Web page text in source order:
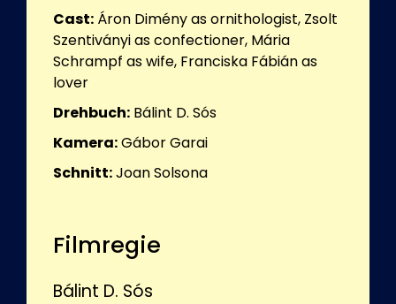
Cast: Áron Dimény as ornithologist, Zsolt
Szentiványi as confectioner, Mária
Schrampf as wife, Franciska Fábián as
lover
Drehbuch: Bálint D. Sós
Kamera:Gábor Garai
Schnitt:Joan Solsona
Filmregie
Bálint D. Sós